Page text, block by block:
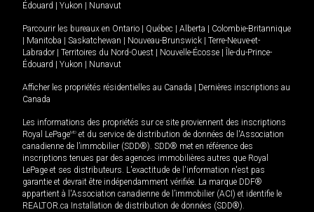
Édouard
Yukon Nunavut
Parcourir les bureaux en Ontario Québec Alberta
Colombie-Britannique
Manitoba Saskatchewan Nouveau-Brunswick
Terre-Neuve-et-
Labrador
Territoires du Nord-Ouest Nouvelle-Écosse
Île-du-Prince-
Édouard
Yukon Nunavut
Afficher les propriétés résidentielles au Canada
Dernières inscriptions au
Canada
Les informations des propriétés sur ce site proviennent des inscriptions
Royal LePageMD et du service de distribution de données de l'Association
canadienne de l’immobilier (SDD®). SDD® met en référence des
inscriptions tenues par des agences immobilières autres que Royal
LePage et ses distributeurs. L'exactitude de l'information n'est pas
garantie et devrait être indépendamment vérifiée. La marque DDF®
appartient à l'Association canadienne de l’immobilier (ACI) et identifie le
REALTOR.ca Installation de distribution de données (SDD®).